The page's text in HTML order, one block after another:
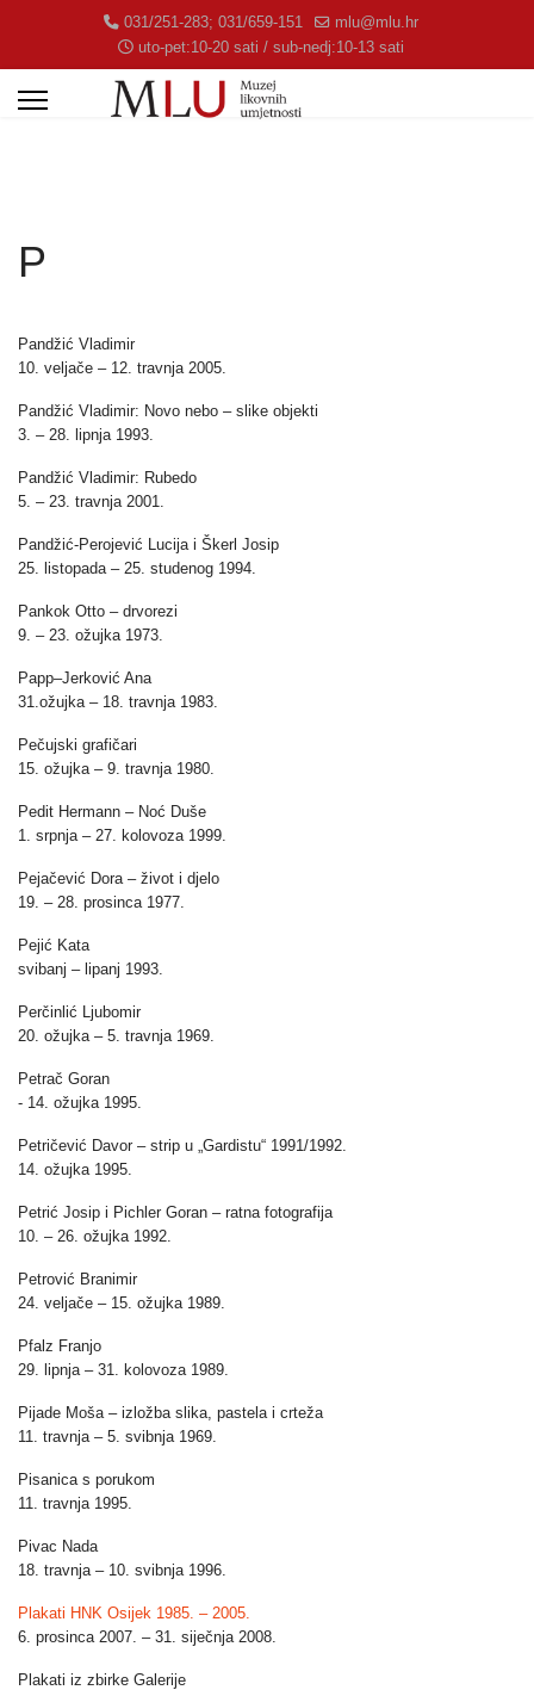
031/251-283; 031/659-151
mlu@mlu.hr
uto-pet:10-20 sati / sub-nedj:10-13 sati
P
Pandžić Vladimir
10. veljače – 12. travnja 2005.
Pandžić Vladimir: Novo nebo – slike objekti
3. – 28. lipnja 1993.
Pandžić Vladimir: Rubedo
5. – 23. travnja 2001.
Pandžić-Perojević Lucija i Škerl Josip
25. listopada – 25. studenog 1994.
Pankok Otto – drvorezi
9. – 23. ožujka 1973.
Papp–Jerković Ana
31.ožujka – 18. travnja 1983.
Pečujski grafičari
15. ožujka – 9. travnja 1980.
Pedit Hermann – Noć Duše
1. srpnja – 27. kolovoza 1999.
Pejačević Dora – život i djelo
19. – 28. prosinca 1977.
Pejić Kata
svibanj – lipanj 1993.
Perčinlić Ljubomir
20. ožujka – 5. travnja 1969.
Petrač Goran
- 14. ožujka 1995.
Petričević Davor – strip u „Gardistu“ 1991/1992.
14. ožujka 1995.
Petrić Josip i Pichler Goran – ratna fotografija
10. – 26. ožujka 1992.
Petrović Branimir
24. veljače – 15. ožujka 1989.
Pfalz Franjo
29. lipnja – 31. kolovoza 1989.
Pijade Moša – izložba slika, pastela i crteža
11. travnja – 5. svibnja 1969.
Pisanica s porukom
11. travnja 1995.
Pivac Nada
18. travnja – 10. svibnja 1996.
Plakati HNK Osijek 1985. – 2005.
6. prosinca 2007. – 31. siječnja 2008.
Plakati iz zbirke Galerije